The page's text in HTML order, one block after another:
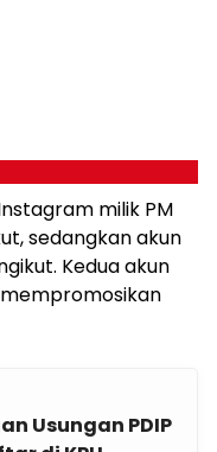
milik PM
sedangkan akun
Kedua akun
Usungan PDIP